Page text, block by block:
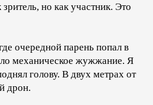
но как участник. Это
очередной парень попал в
механическое жужжание. Я
голову. В двух метрах от
дрон.